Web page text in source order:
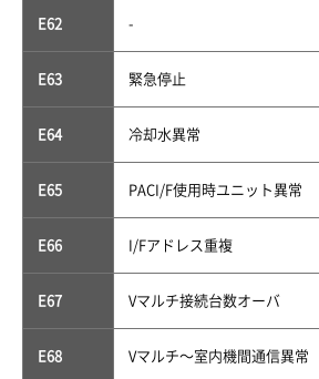
E62 -
E63 緊急停止
E64 冷却水異常
E65 PACI/F使用時ユニット異常
E66 I/Fアドレス重複
E67 Vマルチ接続台数オーバ
E68 Vマルチ〜室内機間通信異常